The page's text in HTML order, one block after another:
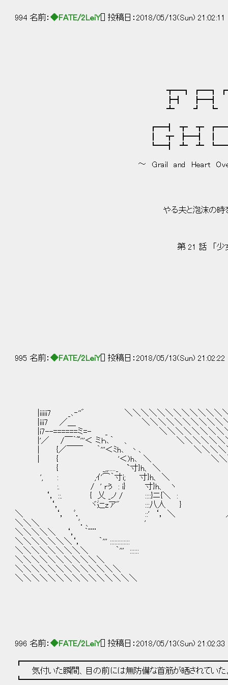
994 名前： ◆FATE/2LeiY[] 投稿日：2018/05/13(Sun) 21:02:11
┳━┓ ┏━┓ ┏┳┓
┣┫ ┣━┫ ┃
┻ ┛ ┗ ┻
┏━┫ ┳ ┳ ┏━┓
┃ ┳ ┣━┫ ┃ ┃
┗━┫ ┻ ┻ ┗━┛
～ Grail and Heart Over the
やる夫と泡沫の時を越え
第 21 話 「少女の幸
995 名前： ◆FATE/2LeiY[] 投稿日：2018/05/13(Sun) 21:02:22
|iiiii7 _､‐''゛ ＼＼＼＼＼＼＼＼＼＼＼＼＼
|iii7 ／＿ ＼＼＼＼＼＼＼＼＼＼＼＼
|i7--======ミ=- _ ＼＼＼＼＼＼＼＼＼
|'／ /￣｀~'''＜ ミｈ､｀ 、 ＼＼＼＼＼＼＼
| {／￣￣ ｀'''＜ﾐh､ 丶､ ＼＼＼＼＼
| { '＜)h､ ＼ ＼＼＼＼
{ _,,....._ `寸}h、 ＼ ＼＼
', : ,ｲ'⌒｀寸i; 寸}h、 ＼
:. / ' rぅ : i} 寸}h、
‘， ::. { 乂 _ノ / ::::}ニ{＼ :
‘， ヾ辷zア" :::八人 }
＼ ‘， ﾞ． ::' ‘， ＼ 人
＼＼＼ ﾞ．、 ' ⌒
＼＼＼＼＼ ‘， ｀¨¨
＼＼＼＼＼＼＼‘， ｀''' ::::::::::::: __
＼＼＼＼＼＼＼＼＼ ｀''' :::::: ｀
＼＼＼＼＼＼＼＼＼＼＼
＼＼＼＼＼＼＼＼＼＼＼＼＼
＼＼＼＼＼＼＼＼＼＼＼＼＼＼＼
996 名前： ◆FATE/2LeiY[] 投稿日：2018/05/13(Sun) 21:02:33
気付いた瞬間、目の前には無防備な首筋が晒されていた